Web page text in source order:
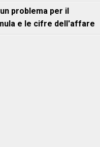
problema per il
e le cifre dell'affare